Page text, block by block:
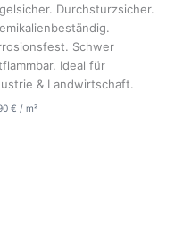
Durchsturzsicher.
Schwer
Ideal für
& Landwirtschaft.
€ / m²